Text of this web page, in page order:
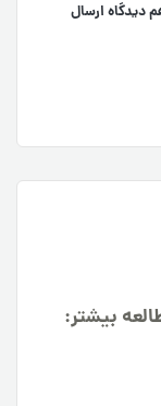
دیدگاه ارسال
بیشتر: